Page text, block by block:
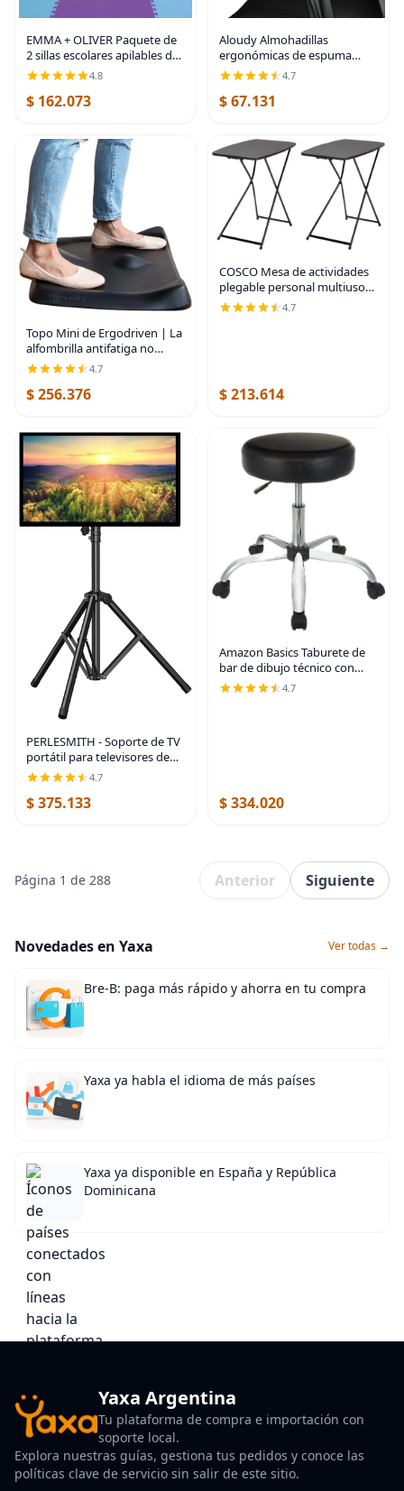
EMMA + OLIVER Paquete de
2 sillas escolares apilables de
plástico azul con asiento de
10.5 pulgadas de alto, silla
preescolar
4.8
$ 162.073
Aloudy Almohadillas
ergonómicas de espuma
viscoelástica para silla de
oficina, cómodas fundas para
reposabrazos de silla de
4.7
$ 67.131
Topo Mini de Ergodriven | La
alfombrilla antifatiga no
plana de escritorio para
topografía calculada, Negro
4.7
$ 256.376
COSCO Mesa de actividades
plegable personal multiusos,
altura ajustable, 2 unidades,
color negro
4.7
$ 213.614
PERLESMITH - Soporte de TV
portátil para televisores de
pantalla plana LED OLED de
ajustable, soporte de TV con
4.7
$ 375.133
Amazon Basics Taburete de
bar de dibujo técnico con
ruedas, giratorio de altura
ajustable, negro, 22.05" P x
4.7
$ 334.020
Página 1 de 288 Anterior Siguiente
Novedades en Yaxa Ver todas →
Bre-B: paga más rápido y ahorra en tu compra
Yaxa ya habla el idioma de más países
Yaxa ya disponible en España y República
Dominicana
Yaxa Argentina
Tu plataforma de compra e importación con
soporte local.
Explora nuestras guías, gestiona tus pedidos y conoce las
políticas clave de servicio sin salir de este sitio.